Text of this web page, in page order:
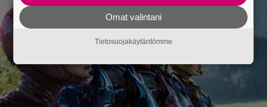
Omat valintani
Tietosuojakäytäntömme